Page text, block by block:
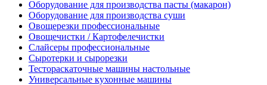
Оборудование для производства пасты (макарон)
Оборудование для производства суши
Овощерезки профессиональные
Овощечистки / Картофелечистки
Слайсеры профессиональные
Сыротерки и сырорезки
Тестораскаточные машины настольные
Универсальные кухонные машины